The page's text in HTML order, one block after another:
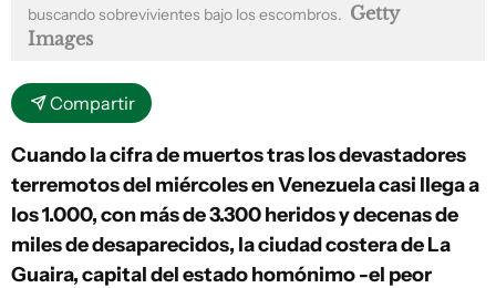
buscando sobrevivientes bajo los escombros. Getty
Images
Compartir
Cuando la cifra de muertos tras los devastadores
terremotos del miércoles en Venezuela casi llega a
los 1.000, con más de 3.300 heridos y decenas de
miles de desaparecidos, la ciudad costera de La
Guaira, capital del estado homónimo -el peor